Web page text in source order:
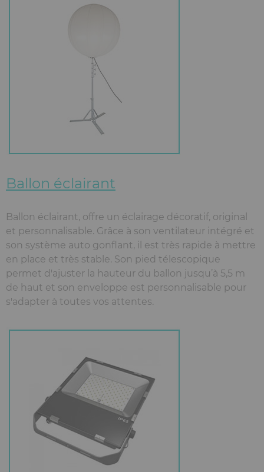
Ballon éclairant
Ballon éclairant, offre un éclairage décoratif, original
et personnalisable. Grâce à son ventilateur intégré et
son système auto gonflant, il est très rapide à mettre
en place et très stable. Son pied télescopique
permet d'ajuster la hauteur du ballon jusqu’à 5,5 m
de haut et son enveloppe est personnalisable pour
s'adapter à toutes vos attentes.